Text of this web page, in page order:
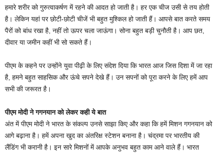
हमारे शरीर को गुरुत्वाकर्षण में रहने की आदत हो जाती है। हर एक चीज उसी से तय होती
है। लेकिन यहां पर छोटी-छोटी चीजें भी बहुत मुश्किल हो जाती हैं। आपसे बात करते समय
पैरों को बांध रखा है, नहीं तो ऊपर चला जाऊंगा। सोना बहुत बड़ी चुनौती है। आप छत,
दीवार या जमीन कहीं भी सो सकते हैं।
पीएम के कहने पर उन्होंने युवा पीढ़ी के लिए संदेश दिया कि भारत आज जिस दिशा में जा रहा
है, हमने बहुत साहसिक और ऊंचे सपने देखे हैं। उन सपनों को पूरा करने के लिए हमें आप
सभी की जरूरत है।
पीएम मोदी ने गगनयान को लेकर कही ये बात
अंत में पीएम मोदी ने भारत के संकल्प उनसे साझा किए और कहा कि हमें मिशन गगनयान को
आगे बढ़ाना है। हमें अपना खुद का अंतरिक्ष स्टेशन बनाना है। चंद्रमा पर भारतीय की
लैंडिंग भी करानी है। इन सारे मिशनों में आपके अनुभव बहुत काम आने वाले हैं। भारत